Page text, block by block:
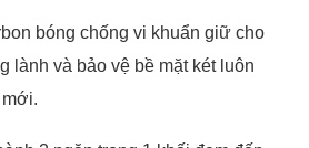
bóng chống vi khuẩn giữ cho
lành và bảo vệ bề mặt két luôn